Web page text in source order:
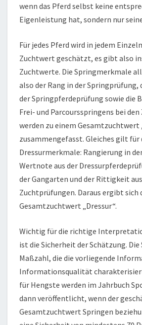
wenn das Pferd selbst keine
Eigenleistung hat, sondern nur
Für jedes Pferd wird in jedem
Zuchtwert geschätzt, es gibt also
Zuchtwerte. Die Springmerkmale
also der Rang in der Springprüfung,
der Springpferdeprüfung sowie die
Frei- und Parcoursspringens bei
werden zu einem Gesamtzuchtwert
zusammengefasst. Gleiches gilt für
Dressurmerkmale: Rangierung in
Wertnote aus der
der Gangarten und der Rittigkeit
Zuchtprüfungen. Daraus ergibt sich
Gesamtzuchtwert „Dressur“.
Wichtig für die richtige
ist die Sicherheit der Schätzung.
Maßzahl, die die vorliegende
Informationsqualität
für Hengste werden im Jahrbuch
dann veröffentlicht, wenn der
Gesamtzuchtwert Springen